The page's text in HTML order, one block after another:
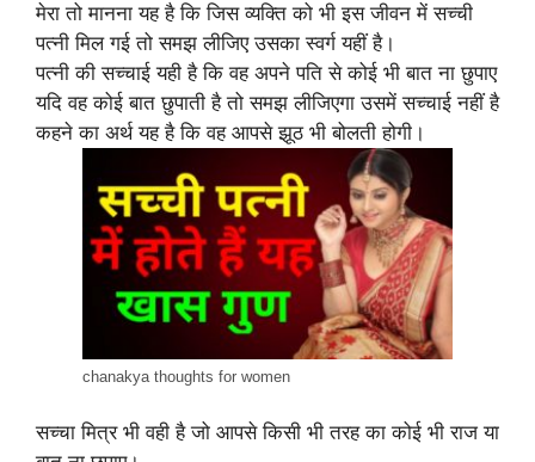
मेरा तो मानना यह है कि जिस व्यक्ति को भी इस जीवन में सच्ची
पत्नी मिल गई तो समझ लीजिए उसका स्वर्ग यहीं है।
पत्नी की सच्चाई यही है कि वह अपने पति से कोई भी बात ना छुपाए
यदि वह कोई बात छुपाती है तो समझ लीजिएगा उसमें सच्चाई नहीं है
कहने का अर्थ यह है कि वह आपसे झूठ भी बोलती होगी।
chanakya thoughts for women
सच्चा मित्र भी वही है जो आपसे किसी भी तरह का कोई भी राज या